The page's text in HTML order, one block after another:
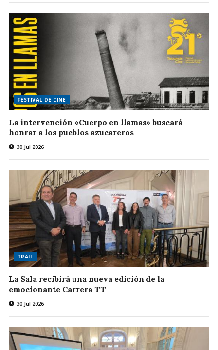
FESTIVAL DE CINE
La intervención «Cuerpo en llamas» buscará
honrar a los pueblos azucareros
30 Jul 2026
TRAIL
La Sala recibirá una nueva edición de la
emocionante Carrera TT
30 Jul 2026